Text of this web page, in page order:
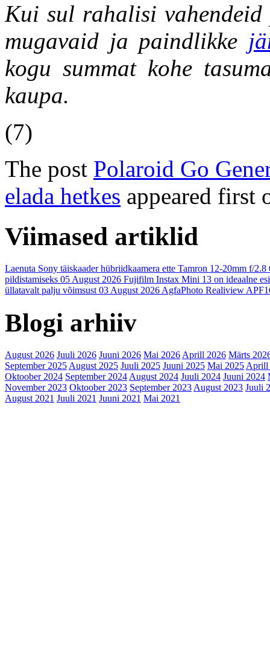
Kui sul rahalisi vahendeid
mugavaid ja paindlikke
kogu summat kohe
kaupa.
(7)
The post Polaroid Go
elada hetkes appeared first
Viimased artiklid
Laenuta Sony täiskaader hübriidkaamera ette Tamron 12-20mm f/2.8
pildistamiseks 05 August 2026 Fujifilm Instax Mini 13 on ideaalne
üllatavalt palju võimsust 03 August 2026 AgfaPhoto Realiview
Blogi arhiiv
August 2026 Juuli 2026 Juuni 2026 Mai 2026 Aprill 2026 Märts
September 2025 August 2025 Juuli 2025 Juuni 2025 Mai 2025 Aprill
Oktoober 2024 September 2024 August 2024 Juuli 2024 Juuni 2024
November 2023 Oktoober 2023 September 2023 August 2023 Juuli
August 2021 Juuli 2021 Juuni 2021 Mai 2021